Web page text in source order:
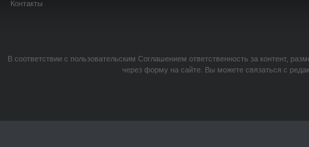
Контакты
В соответствии с пользовательским Соглашением ответственность за контент,
через форму на сайте. Вы можете связаться с